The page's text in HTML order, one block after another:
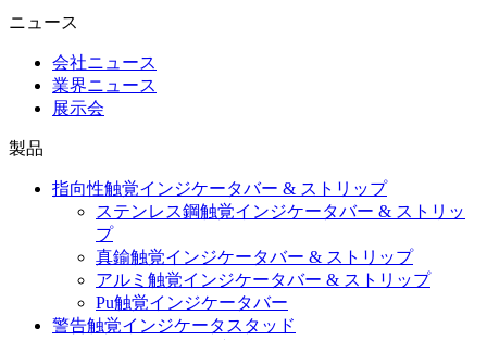
ニュース
会社ニュース
業界ニュース
展示会
製品
指向性触覚インジケータバー & ストリップ
ステンレス鋼触覚インジケータバー & ストリッ
プ
真鍮触覚インジケータバー & ストリップ
アルミ触覚インジケータバー & ストリップ
Pu触覚インジケータバー
警告触覚インジケータスタッド